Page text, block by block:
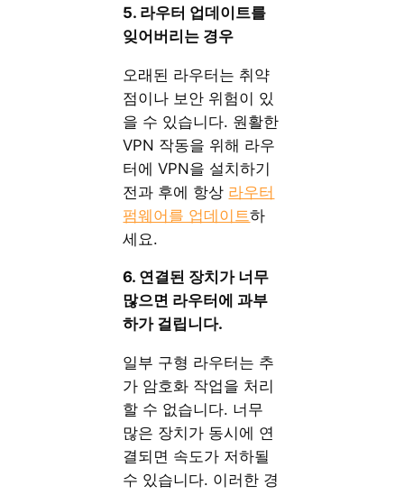
5. 라우터 업데이트를
잊어버리는 경우
오래된 라우터는 취약
점이나 보안 위험이 있
을 수 있습니다. 원활한
VPN 작동을 위해 라우
터에 VPN을 설치하기
전과 후에 항상 라우터
펌웨어를 업데이트하
세요.
6. 연결된 장치가 너무
많으면 라우터에 과부
하가 걸립니다.
일부 구형 라우터는 추
가 암호화 작업을 처리
할 수 없습니다. 너무
많은 장치가 동시에 연
결되면 속도가 저하될
수 있습니다. 이러한 경